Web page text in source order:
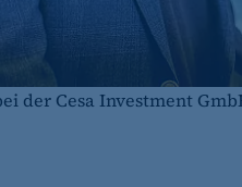
der Cesa Investment